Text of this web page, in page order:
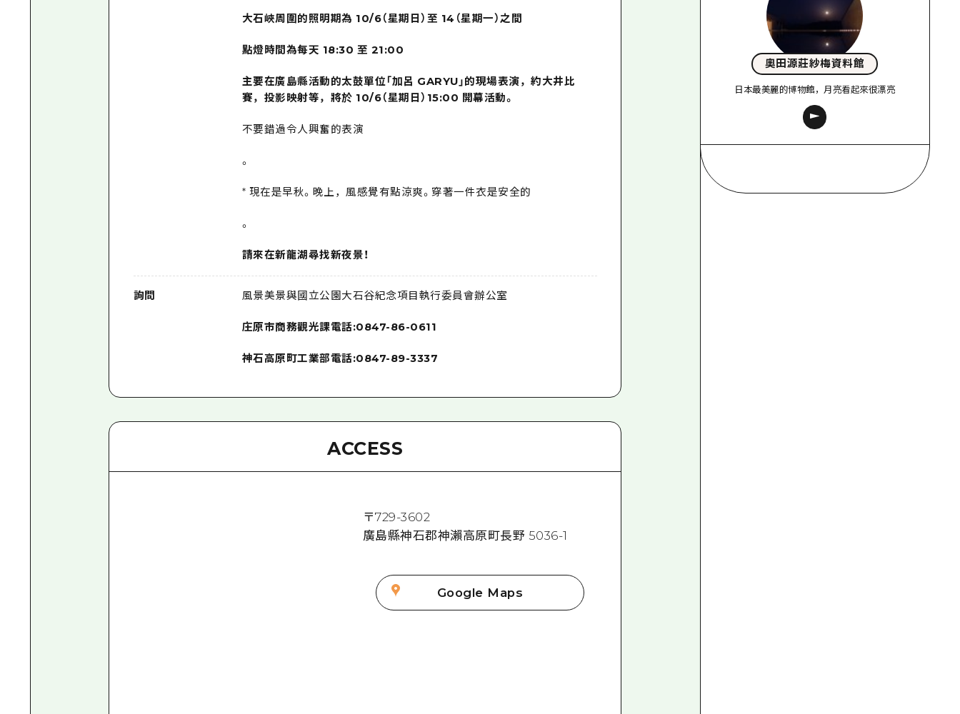
大石峽周圍的照明期為 10/6（星期日）至 14（星期一）之間
點燈時間為每天 18:30 至 21:00
主要在廣島縣活動的太鼓單位「加呂 GARYU」的現場表演，約大井比
賽，投影映射等，將於 10/6（星期日）15:00 開幕活動。
不要錯過令人興奮的表演
。
* 現在是早秋。晚上，風感覺有點涼爽。穿著一件衣是安全的
。
請來在新龍湖尋找新夜景！
詢問 風景美景與國立公園大石谷紀念項目執行委員會辦公室
庄原市商務觀光課電話:0847-86-0611
神石高原町工業部電話:0847-89-3337
ACCESS
〒729-3602
廣島縣神石郡神瀨高原町長野 5036-1
Google Maps
奧田源莊紗梅資料館
日本最美麗的博物館，月亮看起來很漂亮